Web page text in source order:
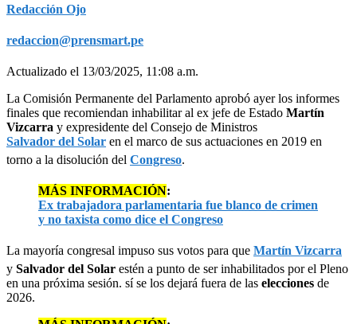
Redacción Ojo
redaccion@prensmart.pe
Actualizado el 13/03/2025, 11:08 a.m.
La Comisión Permanente del Parlamento aprobó ayer los informes
finales que recomiendan inhabilitar al ex jefe de Estado Martín
Vizcarra y expresidente del Consejo de Ministros
Salvador del Solar en el marco de sus actuaciones en 2019 en
torno a la disolución del Congreso.
MÁS INFORMACIÓN:
Ex trabajadora parlamentaria fue blanco de crimen
y no taxista como dice el Congreso
La mayoría congresal impuso sus votos para que Martín Vizcarra
y Salvador del Solar estén a punto de ser inhabilitados por el Pleno
en una próxima sesión. sí se los dejará fuera de las elecciones de
2026.